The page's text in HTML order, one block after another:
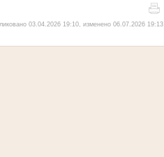
03.04.2026 19:10, изменено 06.07.2026 19:13